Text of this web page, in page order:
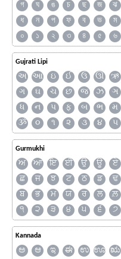
গ
ঘ ঙ চ ছ জ ঝ
ধ
ন প ফ ব ভ ম
০
১ ২ ৩ ৪ ৫ ৬
Gujrati Lipi
અ આ ઇ ઈ ઉ ઊ ઋ
ગ
ઘ ચ છ જ ઝ ઞ
ધ
ન પ ફ બ ભ મ
ૐ
૦ ૧ ૨ ૩ ૪ ૫
Gurmukhi
ਅ ਆ ਇ ਈ ਉ ਊ ਏ
ਛ
ਜ ਝ ਟ ਠ ਡ ਢ
ਬ
ਭ ਮ ਯ ਰ ਲ ਲ਼
੧
੨ ੩ ੪ ੫ ੬ ੭
Kannada
ಅ ಆ ಇ ಈ ಉ ಊ ಋ